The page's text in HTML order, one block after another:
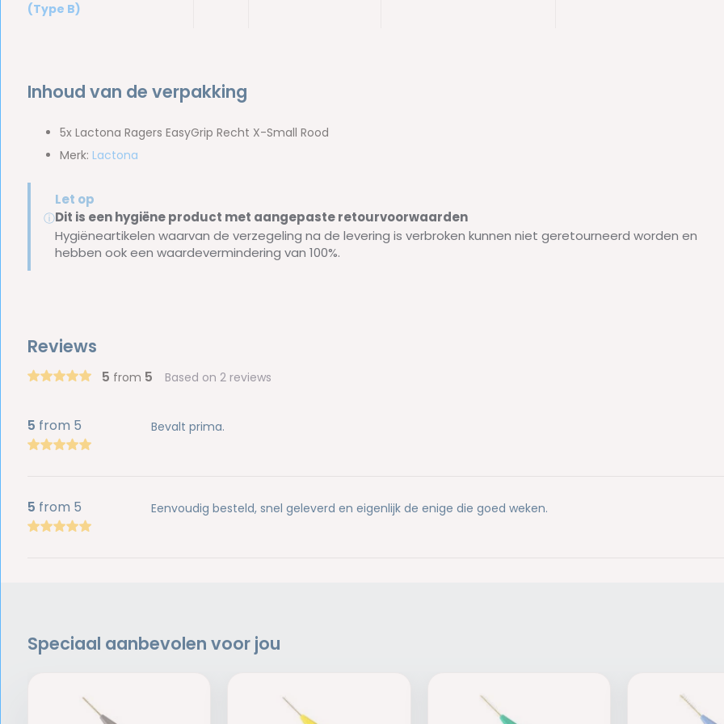
(Type B)
Inhoud van de verpakking
5x Lactona Ragers EasyGrip Recht X-Small Rood
Merk: Lactona
ⓘ
Let op
Dit is een hygiëne product met aangepaste retourvoorwaarden
Hygiëneartikelen waarvan de verzegeling na de levering is verbroken kunnen niet geretourneerd worden en
hebben ook een waardevermindering van 100%.
Reviews
5 from 5 Based on 2 reviews
5 from 5 Bevalt prima.
5 from 5 Eenvoudig besteld, snel geleverd en eigenlijk de enige die goed weken.
Speciaal aanbevolen voor jou